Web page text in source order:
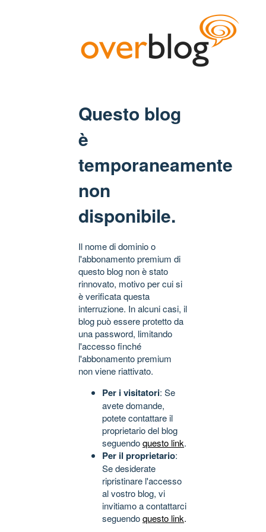
Questo blog
è
temporaneamente
non
disponibile.
Il nome di dominio o
l'abbonamento premium di
questo blog non è stato
rinnovato, motivo per cui si
è verificata questa
interruzione. In alcuni casi, il
blog può essere protetto da
una password, limitando
l'accesso finché
l'abbonamento premium
non viene riattivato.
Per i visitatori: Se
avete domande,
potete contattare il
proprietario del blog
seguendoquesto link.
Per il proprietario:
Se desiderate
ripristinare l'accesso
al vostro blog, vi
invitiamo a contattarci
seguendoquesto link.